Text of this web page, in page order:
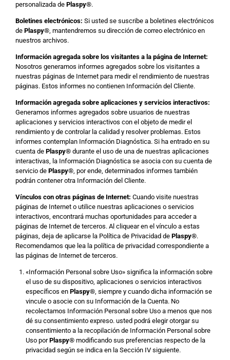
personalizada de Plaspy®.
Boletines electrónicos: Si usted se suscribe a boletines electrónicos
de Plaspy®, mantendremos su dirección de correo electrónico en
nuestros archivos.
Información agregada sobre los visitantes a la página de Internet:
Nosotros generamos informes agregados sobre los visitantes a
nuestras páginas de Internet para medir el rendimiento de nuestras
páginas. Estos informes no contienen Información del Cliente.
Información agregada sobre aplicaciones y servicios interactivos:
Generamos informes agregados sobre usuarios de nuestras
aplicaciones y servicios interactivos con el objeto de medir el
rendimiento y de controlar la calidad y resolver problemas. Estos
informes contemplan Información Diagnóstica. Si ha entrado en su
cuenta de Plaspy® durante el uso de una de nuestras aplicaciones
interactivas, la Información Diagnóstica se asocia con su cuenta de
servicio de Plaspy®, por ende, determinados informes también
podrán contener otra Información del Cliente.
Vínculos con otras páginas de Internet: Cuando visite nuestras
páginas de Internet o utilice nuestras aplicaciones o servicios
interactivos, encontrará muchas oportunidades para acceder a
páginas de Internet de terceros. Al cliquear en el vínculo a estas
páginas, deja de aplicarse la Política de Privacidad de Plaspy®.
Recomendamos que lea la política de privacidad correspondiente a
las páginas de Internet de terceros.
«Información Personal sobre Uso» significa la información sobre
el uso de su dispositivo, aplicaciones o servicios interactivos
específicos en Plaspy®, siempre y cuando dicha información se
vincule o asocie con su Información de la Cuenta. No
recolectamos Información Personal sobre Uso a menos que nos
dé su consentimiento expreso. usted podrá elegir otorgar su
consentimiento a la recopilación de Información Personal sobre
Uso porPlaspy®modificando sus preferencias respecto de la
privacidad según se indica en la Sección IV siguiente.